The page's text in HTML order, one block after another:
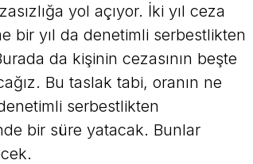
yol açıyor. İki yıl ceza
bir yıl da denetimli serbestlikten
da kişinin cezasının beşte
Bu taslak tabi, oranın ne
serbestlikten
bir süre yatacak. Bunlar